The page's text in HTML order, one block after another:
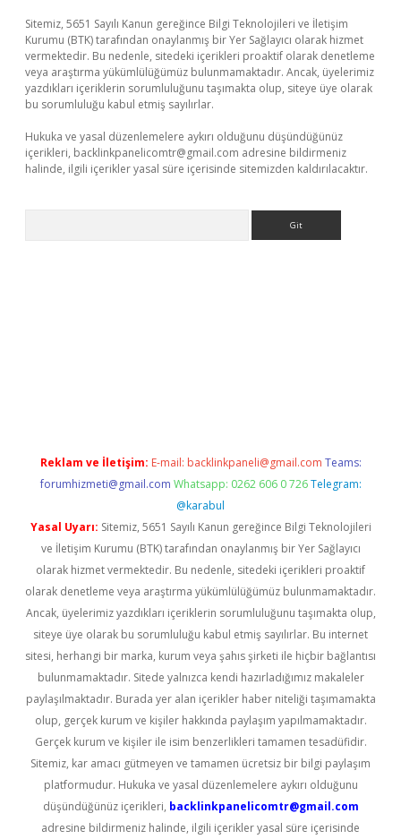
Sitemiz, 5651 Sayılı Kanun gereğince Bilgi Teknolojileri ve İletişim
Kurumu (BTK) tarafından onaylanmış bir Yer Sağlayıcı olarak hizmet
vermektedir. Bu nedenle, sitedeki içerikleri proaktif olarak denetleme
veya araştırma yükümlülüğümüz bulunmamaktadır. Ancak, üyelerimiz
yazdıkları içeriklerin sorumluluğunu taşımakta olup, siteye üye olarak
bu sorumluluğu kabul etmiş sayılırlar.
Hukuka ve yasal düzenlemelere aykırı olduğunu düşündüğünüz
içerikleri, backlinkpanelicomtr@gmail.com adresine bildirmeniz
halinde, ilgili içerikler yasal süre içerisinde sitemizden kaldırılacaktır.
Reklam ve İletişim: E-mail: backlinkpaneli@gmail.com Teams:
forumhizmeti@gmail.com Whatsapp: 0262 606 0 726 Telegram:
@karabul
Yasal Uyarı: Sitemiz, 5651 Sayılı Kanun gereğince Bilgi Teknolojileri
ve İletişim Kurumu (BTK) tarafından onaylanmış bir Yer Sağlayıcı
olarak hizmet vermektedir. Bu nedenle, sitedeki içerikleri proaktif
olarak denetleme veya araştırma yükümlülüğümüz bulunmamaktadır.
Ancak, üyelerimiz yazdıkları içeriklerin sorumluluğunu taşımakta olup,
siteye üye olarak bu sorumluluğu kabul etmiş sayılırlar. Bu internet
sitesi, herhangi bir marka, kurum veya şahıs şirketi ile hiçbir bağlantısı
bulunmamaktadır. Sitede yalnızca kendi hazırladığımız makaleler
paylaşılmaktadır. Burada yer alan içerikler haber niteliği taşımamakta
olup, gerçek kurum ve kişiler hakkında paylaşım yapılmamaktadır.
Gerçek kurum ve kişiler ile isim benzerlikleri tamamen tesadüfidir.
Sitemiz, kar amacı gütmeyen ve tamamen ücretsiz bir bilgi paylaşım
platformudur. Hukuka ve yasal düzenlemelere aykırı olduğunu
düşündüğünüz içerikleri, backlinkpanelicomtr@gmail.com
adresine bildirmeniz halinde, ilgili içerikler yasal süre içerisinde